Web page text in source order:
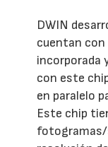
DWIN
cuentan
incorporada
con este
en paralelo
Este chip
fotogramas/